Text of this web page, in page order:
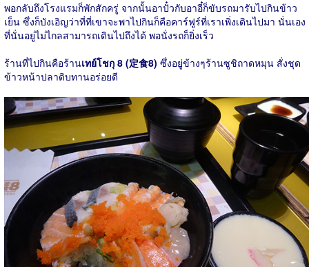
พอกลับถึงโรงแรมก็พักสักครู่ จากนั้นอาปั๋วกับอาอี๋ก็ขับรถมารับไปกินข้าว
เย็น ซึ่งก็บังเอิญว่าที่ที่เขาจะพาไปกินก็คือคาร์ฟูร์ที่เราเพิ่งเดินไปมา นั่นเอง
ที่นั่นอยู่ไม่ไกลสามารถเดินไปถึงได้ พอนั่งรถก็ยิ่งเร็ว
ร้านที่ไปกินคือร้านเทย์โชกุ 8 (定食8) ซึ่งอยู่ข้างๆร้านซูชิถาดหมุน สั่งชุด
ข้าวหน้าปลาดิบทานอร่อยดี